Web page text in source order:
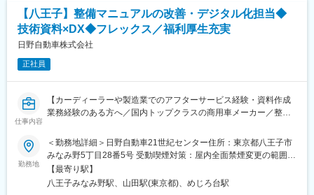
・実用性×個別性の高い支援制度：資格取得支援260資格 他
変更の範囲：会社の定める業務
・取材業務：開発部門（設計者）および関連部門からの情報収集
・外部制作会社（編集会社）への指示
・仕様書等をもとにした各種資料の校正・チェック
・取扱説明書および関連ドキュメントの制作補助業務
・ディレクションスキル（進行管理／品質管理）
・多言語マニュアル制作に関する経験値
・医療機器メーカーの開発部門と協働するため、専門知識を深め
ながら制作スキルを高められる環境です。
・外部編集会社とのやり取りなど、ディレクションの上流工程に
携われます。
・医療業界の安定した環境で長期的に携われます。
【八王子】整備マニュアルの改善・デジタル化担当◆
技術資料×DX◆フレックス／福利厚生充実
日野自動車株式会社
正社員
仕事内容
【カーディーラーや製造業でのアフターサービス経験・資料作成
業務経験のある方へ／国内トップクラスの商用車メーカー／整備
121日／福利厚生充実】
■業務内容：
トラック・バスの開発／製造／販売を手掛けています。今回は、
トラック・バスの取扱説明書や整備解説書などの資料作成の管理
勤務地
＜勤務地詳細＞日野自動車21世紀センター住所：東京都八王子市
みなみ野5丁目28番5号 受動喫煙対策：屋内全面禁煙変更の範囲：
会社の定める事業所
【最寄り駅】
八王子みなみ野駅、山田駅(東京都)、めじろ台駅